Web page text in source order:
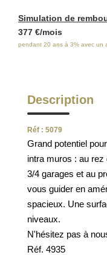
Simulation de
377 €/mois
pendant 20 ans à 3% avec un
Description
Réf : 5079
Grand potentiel
intra muros : au
3/4 garages et au
vous guider en
spacieux. Une
niveaux.
N'hésitez pas à
Réf. 4935